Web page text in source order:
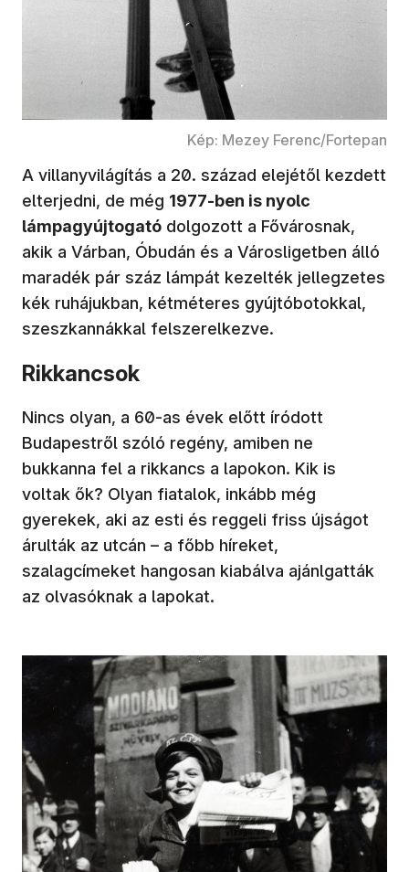
Kép: Mezey Ferenc/Fortepan
A villanyvilágítás a 20. század elejétől kezdett
elterjedni, de még 1977-ben is nyolc
lámpagyújtogató dolgozott a Fővárosnak,
akik a Várban, Óbudán és a Városligetben álló
maradék pár száz lámpát kezelték jellegzetes
kék ruhájukban, kétméteres gyújtóbotokkal,
szeszkan­nákkal felszerelkezve.
Rikkancsok
Nincs olyan, a 60-as évek előtt íródott
Budapestről szóló regény, amiben ne
bukkanna fel a rikkancs a lapokon. Kik is
voltak ők? Olyan fiatalok, inkább még
gyerekek, aki az esti és reggeli friss újságot
árulták az utcán – a főbb híreket,
szalagcímeket hangosan kiabálva ajánlgatták
az olvasóknak a lapokat.